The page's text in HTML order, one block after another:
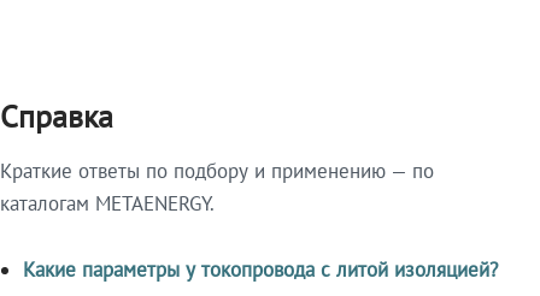
Справка
Краткие ответы по подбору и применению — по
каталогам METAENERGY.
Какие параметры у токопровода с литой изоляцией?